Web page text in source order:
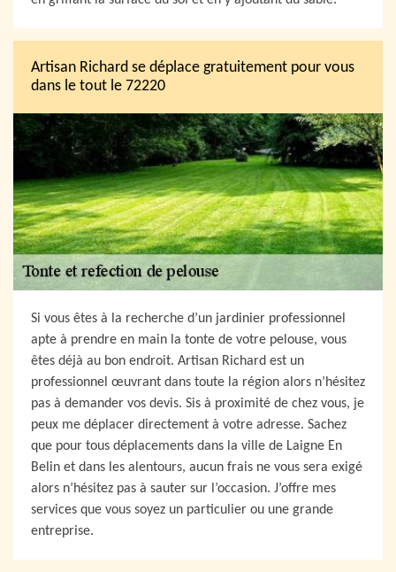
Artisan Richard se déplace gratuitement pour vous
dans le tout le 72220
Si vous êtes à la recherche d’un jardinier professionnel
apte à prendre en main la tonte de votre pelouse, vous
êtes déjà au bon endroit. Artisan Richard est un
professionnel œuvrant dans toute la région alors n’hésitez
pas à demander vos devis. Sis à proximité de chez vous, je
peux me déplacer directement à votre adresse. Sachez
que pour tous déplacements dans la ville de Laigne En
Belin et dans les alentours, aucun frais ne vous sera exigé
alors n’hésitez pas à sauter sur l’occasion. J’offre mes
services que vous soyez un particulier ou une grande
entreprise.